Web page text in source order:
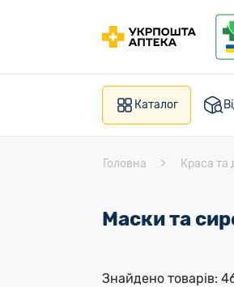
Каталог
Головна Краса та
Маски та
Знайдено товарів: